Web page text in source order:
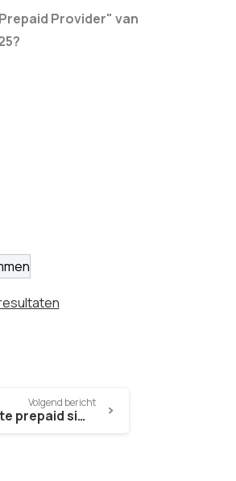
Provider" van
Volgend bericht
Beste prepaid sim only 4G